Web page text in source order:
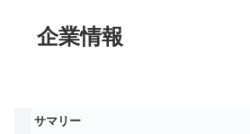
企業情報
サマリー